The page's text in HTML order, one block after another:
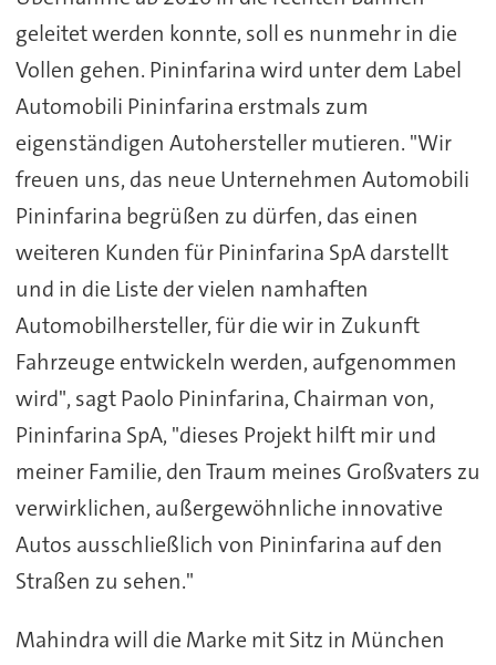
geleitet werden konnte, soll es nunmehr in die
Vollen gehen. Pininfarina wird unter dem Label
Automobili Pininfarina erstmals zum
eigenständigen Autohersteller mutieren. "Wir
freuen uns, das neue Unternehmen Automobili
Pininfarina begrüßen zu dürfen, das einen
weiteren Kunden für Pininfarina SpA darstellt
und in die Liste der vielen namhaften
Automobilhersteller, für die wir in Zukunft
Fahrzeuge entwickeln werden, aufgenommen
wird", sagt Paolo Pininfarina, Chairman von,
Pininfarina SpA, "dieses Projekt hilft mir und
meiner Familie, den Traum meines Großvaters zu
verwirklichen, außergewöhnliche innovative
Autos ausschließlich von Pininfarina auf den
Straßen zu sehen."
Mahindra will die Marke mit Sitz in München